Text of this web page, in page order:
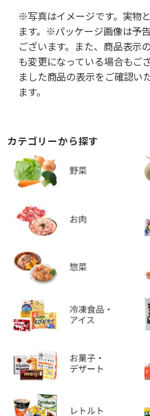
※写真はイメージです。実物
ます。※パッケージ画像は予
ございます。また、商品表示
も変更になっている場合もご
ました商品の表示をご確認い
ます。
カテゴリーから探す